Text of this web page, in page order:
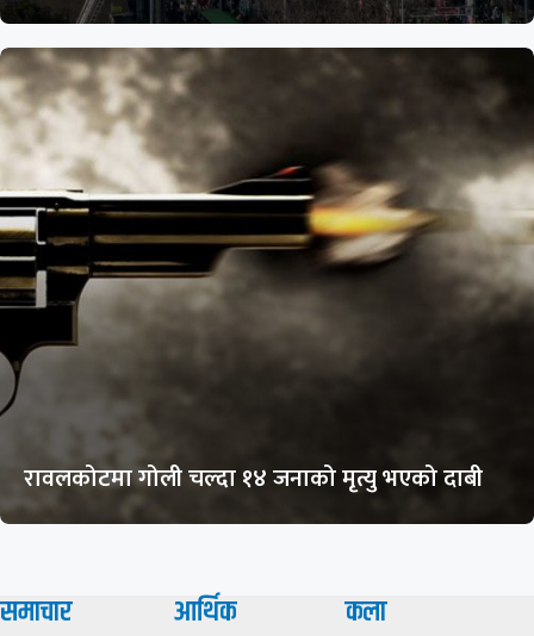
रावलकोटमा गोली चल्दा १४ जनाको मृत्यु भएको दाबी
समाचार आर्थिक कला